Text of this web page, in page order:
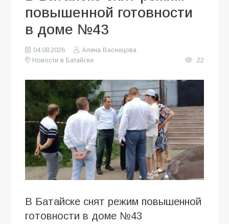
повышенной готовности
в доме №43
04.08.2026
Алена Васнецова
Новости в Батайске
22
В Батайске снят режим повышенной
готовности в доме №43